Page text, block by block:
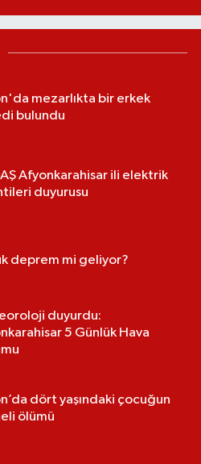
mezarlıkta bir erkek
bulundu
Afyonkarahisar ili elektrik
duyurusu
deprem mi geliyor?
duyurdu:
5 Günlük Hava
dört yaşındaki çocuğun
ölümü